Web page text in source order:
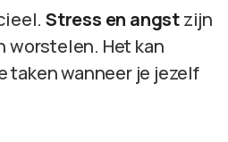
Stress en angstzijn
worstelen. Het kan
taken wanneer je jezelf